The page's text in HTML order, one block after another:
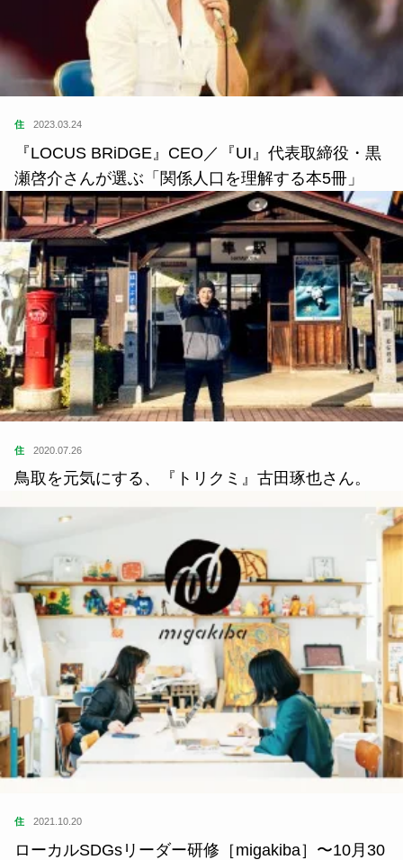
住 2023.03.24
『LOCUS BRiDGE』CEO／『UI』代表取締役・黒
瀬啓介さんが選ぶ「関係人口を理解する本5冊」
住 2020.07.26
鳥取を元気にする、『トリクミ』古田琢也さん。
住 2021.10.20
ローカルSDGsリーダー研修［migakiba］〜10月30